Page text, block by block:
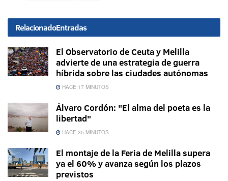
RelacionadoEntradas
El Observatorio de Ceuta y Melilla
advierte de una estrategia de guerra
híbrida sobre las ciudades autónomas
HACE 17 MINUTOS
Álvaro Cordón: "El alma del poeta es la
libertad"
HACE 35 MINUTOS
El montaje de la Feria de Melilla supera
ya el 60% y avanza según los plazos
previstos